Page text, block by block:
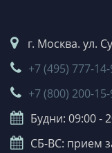
г. Москва. ул.
+7 (495) 777-
+7 (800) 200-
Будни: 09:00 -
СБ-ВС: прием